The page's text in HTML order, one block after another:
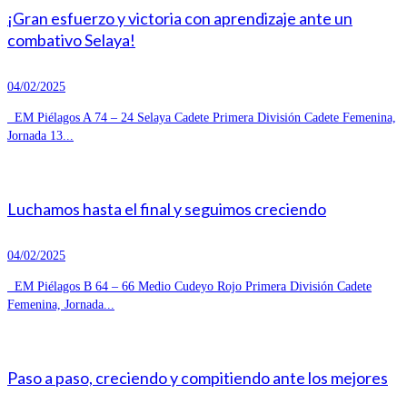
¡Gran esfuerzo y victoria con aprendizaje ante un
combativo Selaya!
04/02/2025
EM Piélagos A 74 – 24 Selaya Cadete Primera División Cadete Femenina,
Jornada 13...
Luchamos hasta el final y seguimos creciendo
04/02/2025
EM Piélagos B 64 – 66 Medio Cudeyo Rojo Primera División Cadete
Femenina, Jornada...
Paso a paso, creciendo y compitiendo ante los mejores